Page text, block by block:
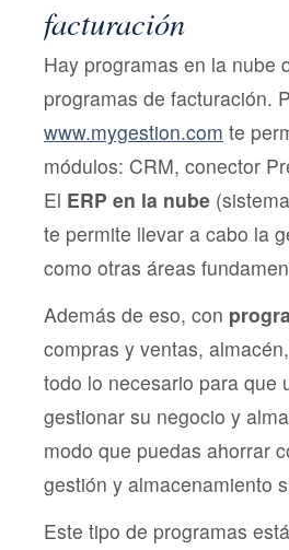
facturación
Hay programas en la nube
programas de facturación.
www.mygestion.com te
módulos: CRM, conector
El ERP en la nube
te permite llevar a cabo la
como otras áreas
Además de eso, con
compras y ventas,
todo lo necesario para que
gestionar su negocio y
modo que puedas ahorrar
gestión y almacenamiento
Este tipo de programas